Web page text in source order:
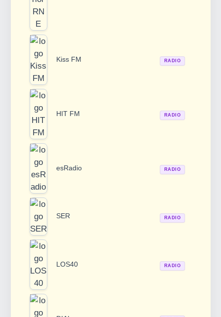
Kiss FM RADIO
HIT FM RADIO
esRadio RADIO
SER RADIO
LOS40 RADIO